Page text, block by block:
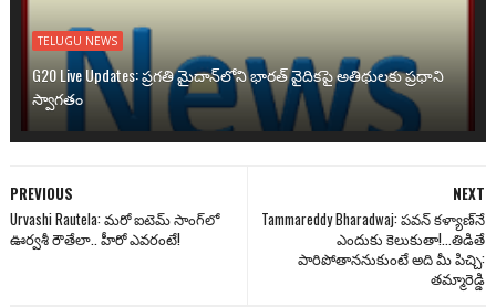
TELUGU NEWS
G20 Live Updates: ప్రగతి మైదాన్‌లోని భారత్ వైదికపై అతిథులకు ప్రధాని
స్వాగతం
NEXT
Tammareddy Bharadwaj: ప‌వ‌న్ క‌ళ్యాణ్‌నే
ఎందుకు కెలుకుతా!...తిడితే
పారిపోతాన‌నుకుంటే అది మీ పిచ్చి:
త‌మ్మారెడ్డి
PREVIOUS
Urvashi Rautela: మ‌రో ఐటెమ్ సాంగ్‌లో
ఊర్వ‌శీ రౌతేలా.. హీరో ఎవ‌రంటే!